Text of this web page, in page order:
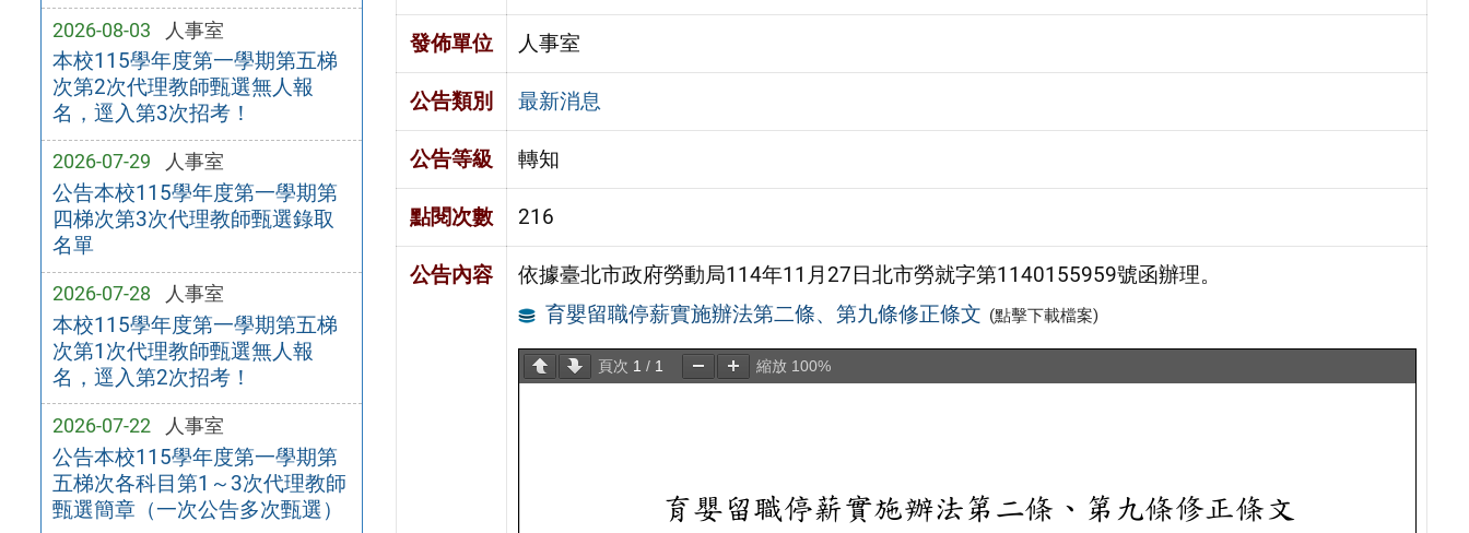
2026-08-03 人事室
本校115學年度第一學期第五梯
次第2次代理教師甄選無人報
名，逕入第3次招考！
2026-07-29 人事室
公告本校115學年度第一學期第
四梯次第3次代理教師甄選錄取
名單
2026-07-28 人事室
本校115學年度第一學期第五梯
次第1次代理教師甄選無人報
名，逕入第2次招考！
2026-07-22 人事室
公告本校115學年度第一學期第
五梯次各科目第1～3次代理教師
甄選簡章（一次公告多次甄選）
發佈單位 人事室
公告類別 最新消息
公告等級 轉知
點閱次數 216
公告內容
依據臺北市政府勞動局114年11月27日北市勞就字第1140155959號函辦理。
育嬰留職停薪實施辦法第二條、第九條修正條文 (點擊下載檔案)
頁次 1 / 1 縮放 100%